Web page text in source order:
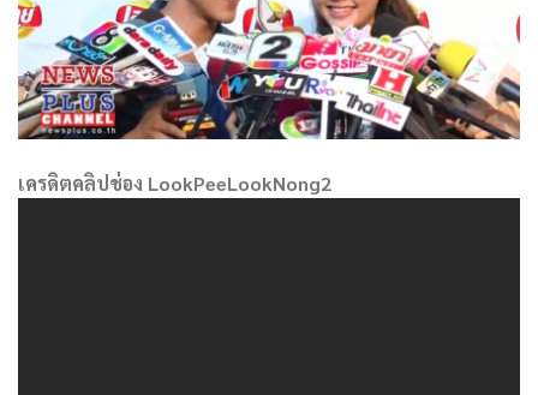
เครดิตคลิปช่อง LookPeeLookNong2